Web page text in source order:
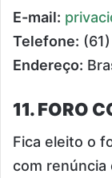
E-mail:
Telefone:
Endereço:
11. FORO
Fica eleito o
com